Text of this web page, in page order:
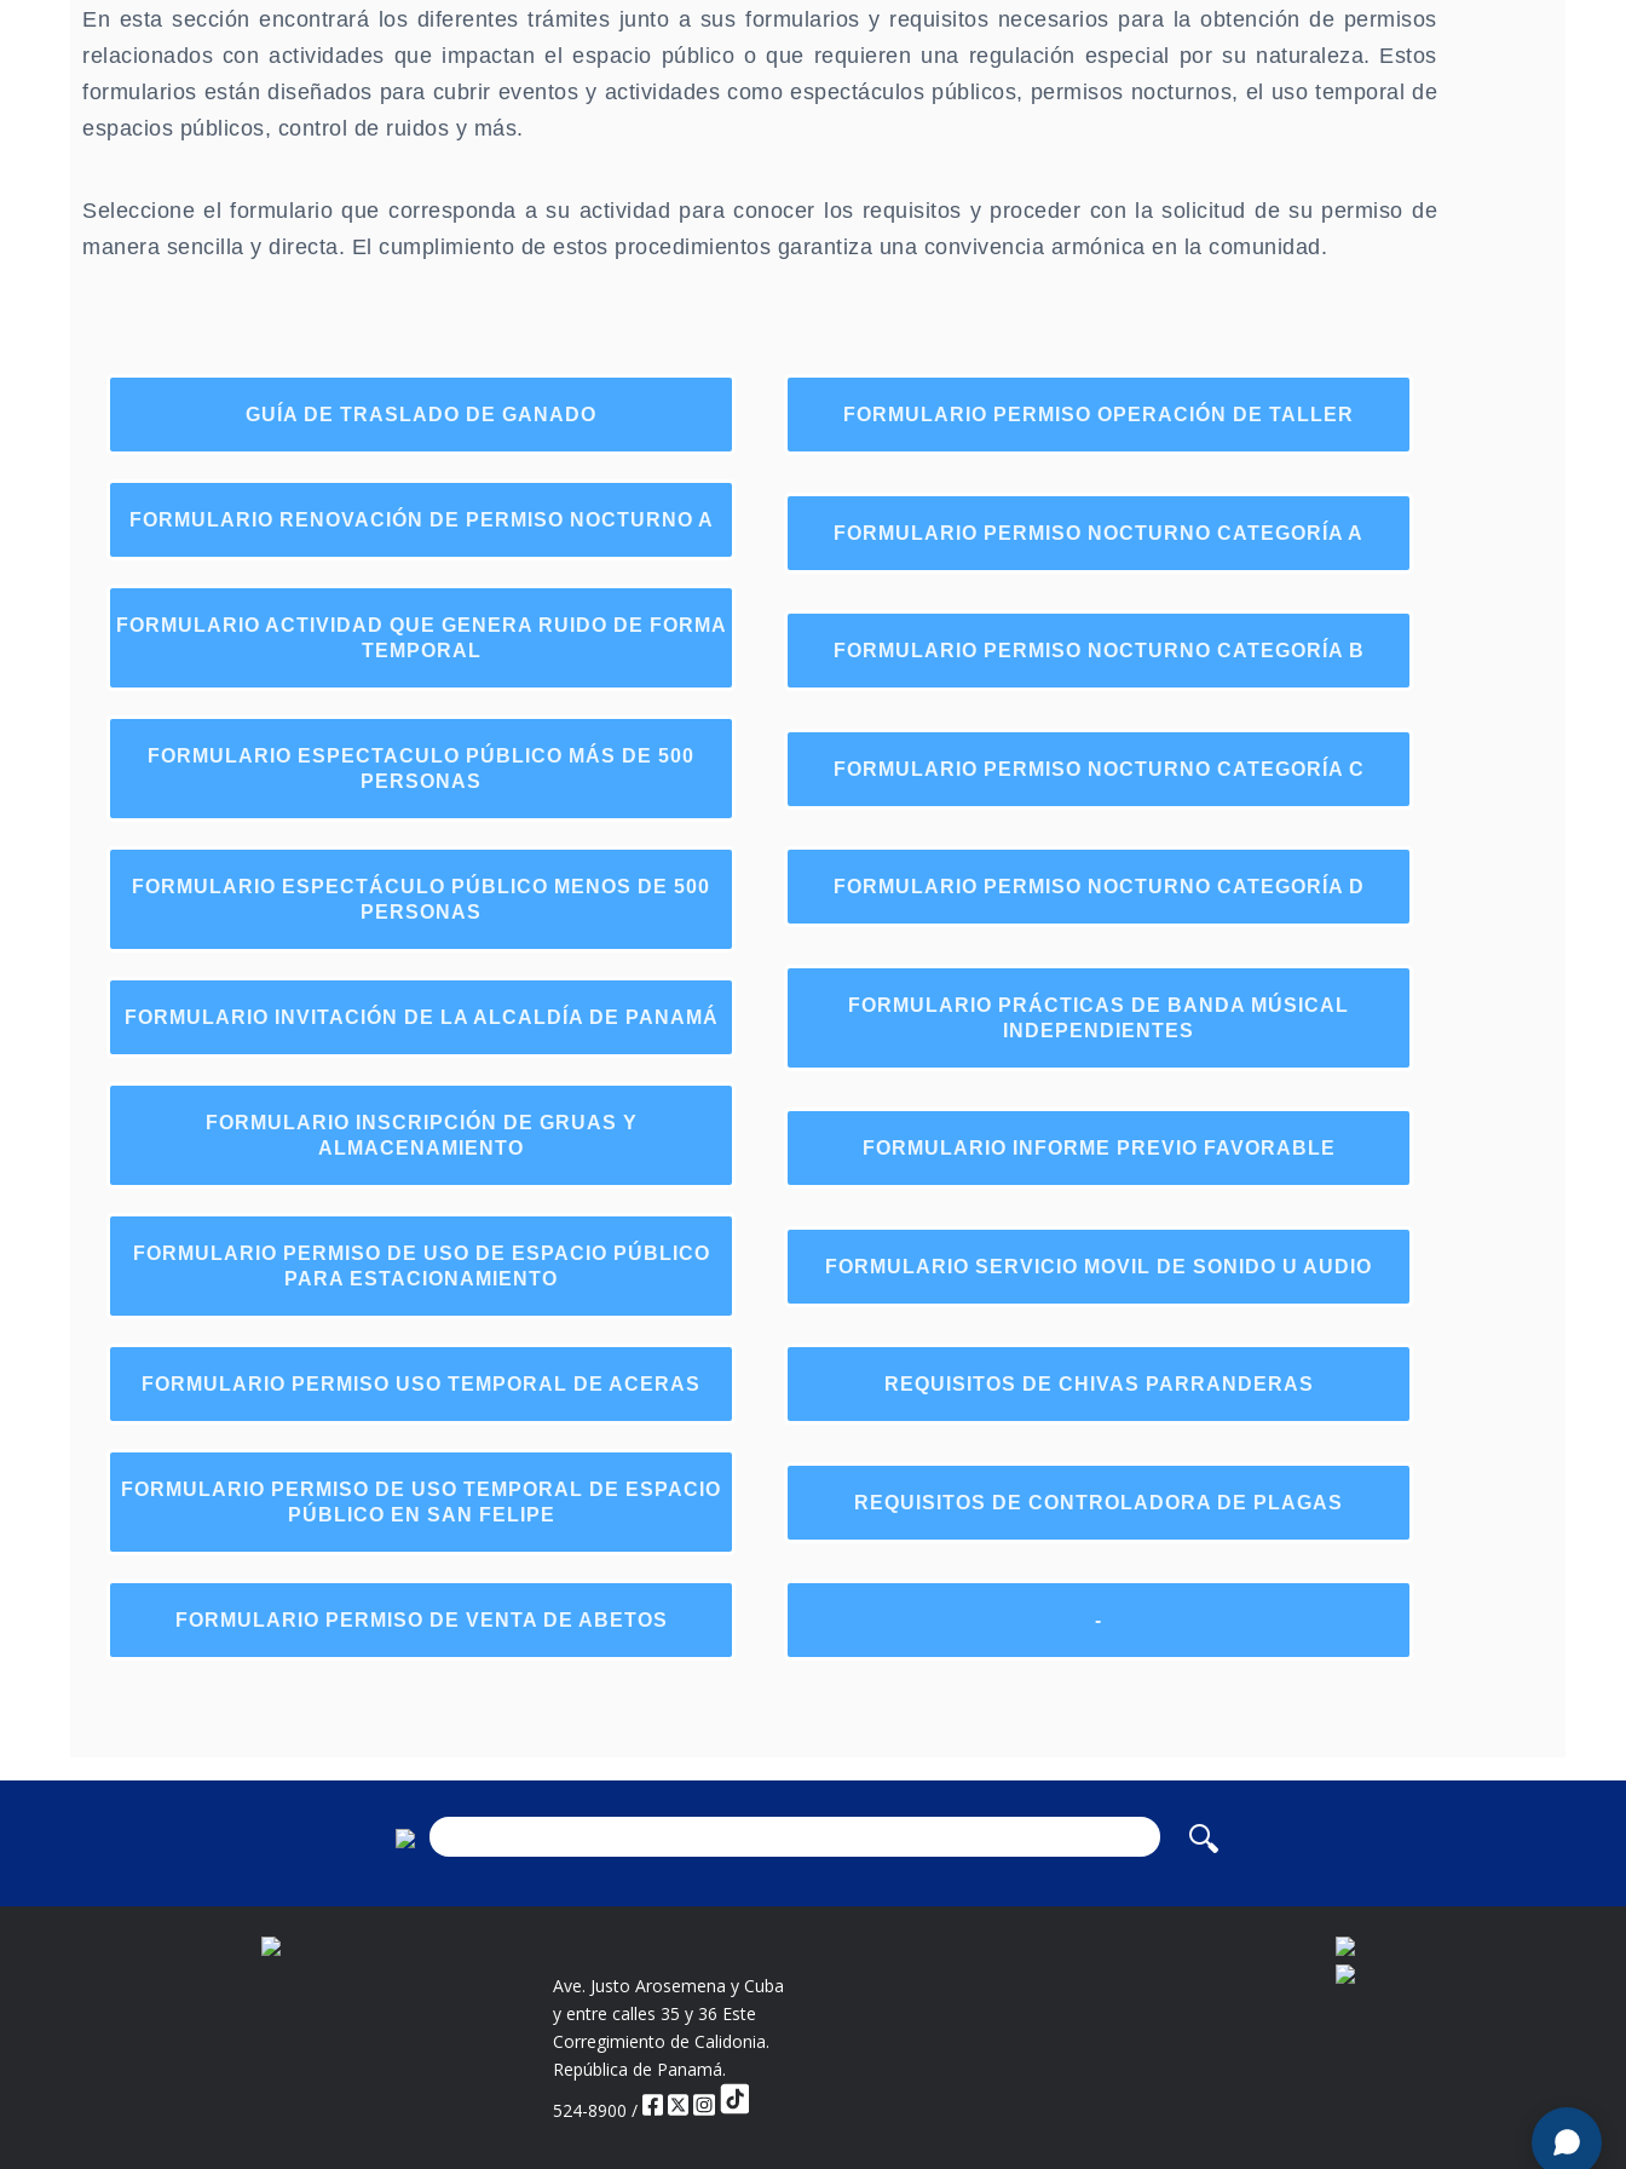
En esta sección encontrará los diferentes trámites junto a sus formularios y requisitos necesarios para la obtención de permisos
relacionados con actividades que impactan el espacio público o que requieren una regulación especial por su naturaleza. Estos
formularios están diseñados para cubrir eventos y actividades como espectáculos públicos, permisos nocturnos, el uso temporal de
espacios públicos, control de ruidos y más.
Seleccione el formulario que corresponda a su actividad para conocer los requisitos y proceder con la solicitud de su permiso de
manera sencilla y directa. El cumplimiento de estos procedimientos garantiza una convivencia armónica en la comunidad.
GUÍA DE TRASLADO DE GANADO
FORMULARIO RENOVACIÓN DE PERMISO NOCTURNO A
FORMULARIO ACTIVIDAD QUE GENERA RUIDO DE FORMA
TEMPORAL
FORMULARIO ESPECTACULO PÚBLICO MÁS DE 500
PERSONAS
FORMULARIO ESPECTÁCULO PÚBLICO MENOS DE 500
PERSONAS
FORMULARIO INVITACIÓN DE LA ALCALDÍA DE PANAMÁ
FORMULARIO INSCRIPCIÓN DE GRUAS Y
ALMACENAMIENTO
FORMULARIO PERMISO DE USO DE ESPACIO PÚBLICO
PARA ESTACIONAMIENTO
FORMULARIO PERMISO USO TEMPORAL DE ACERAS
FORMULARIO PERMISO DE USO TEMPORAL DE ESPACIO
PÚBLICO EN SAN FELIPE
FORMULARIO PERMISO DE VENTA DE ABETOS
FORMULARIO PERMISO OPERACIÓN DE TALLER
FORMULARIO PERMISO NOCTURNO CATEGORÍA A
FORMULARIO PERMISO NOCTURNO CATEGORÍA B
FORMULARIO PERMISO NOCTURNO CATEGORÍA C
FORMULARIO PERMISO NOCTURNO CATEGORÍA D
FORMULARIO PRÁCTICAS DE BANDA MÚSICAL
INDEPENDIENTES
FORMULARIO INFORME PREVIO FAVORABLE
FORMULARIO SERVICIO MOVIL DE SONIDO U AUDIO
REQUISITOS DE CHIVAS PARRANDERAS
REQUISITOS DE CONTROLADORA DE PLAGAS
-
Ave. Justo Arosemena y Cuba
y entre calles 35 y 36 Este
Corregimiento de Calidonia.
República de Panamá.
524-8900 /